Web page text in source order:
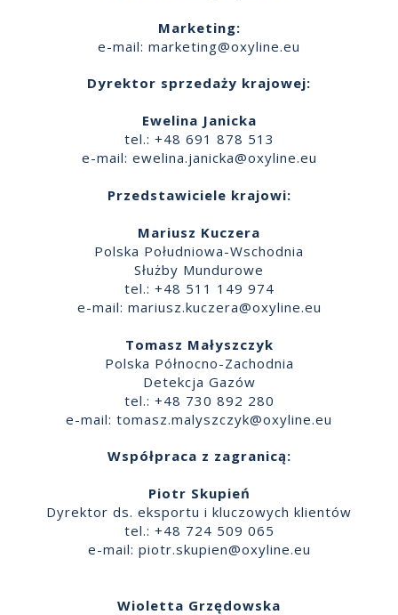
Marketing:
e-mail: marketing@oxyline.eu
Dyrektor sprzedaży krajowej:
Ewelina Janicka
tel.: +48 691 878 513
e-mail: ewelina.janicka@oxyline.eu
Przedstawiciele krajowi:
Mariusz Kuczera
Polska Południowa-Wschodnia
Służby Mundurowe
tel.: +48 511 149 974
e-mail: mariusz.kuczera@oxyline.eu
Tomasz Małyszczyk
Polska Północno-Zachodnia
Detekcja Gazów
tel.: +48 730 892 280
e-mail: tomasz.malyszczyk@oxyline.eu
Współpraca z zagranicą:
Piotr Skupień
Dyrektor ds. eksportu i kluczowych klientów
tel.: +48 724 509 065
e-mail: piotr.skupien@oxyline.eu
Wioletta Grzędowska